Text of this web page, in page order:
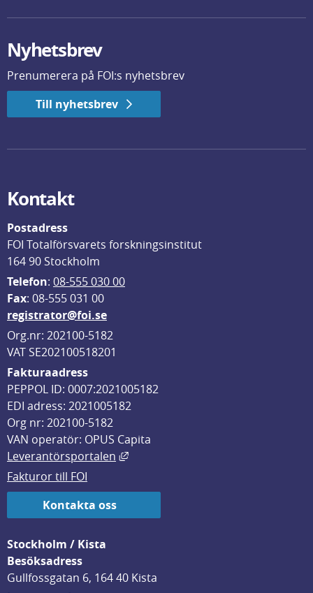
Nyhetsbrev
Prenumerera på FOI:s nyhetsbrev
Till nyhetsbrev
Kontakt
Postadress
FOI Totalförsvarets forskningsinstitut
164 90 Stockholm
Telefon: 08-555 030 00
Fax: 08-555 031 00
registrator@foi.se
Org.nr: 202100-5182
VAT SE202100518201
Fakturaadress
PEPPOL ID: 0007:2021005182
EDI adress: 2021005182
Org nr: 202100-5182
VAN operatör: OPUS Capita
Leverantörsportalen
Länk till annan webbplats, öppnas
Fakturor till FOI
Kontakta oss
Stockholm / Kista
Besöksadress
Gullfossgatan 6, 164 40 Kista